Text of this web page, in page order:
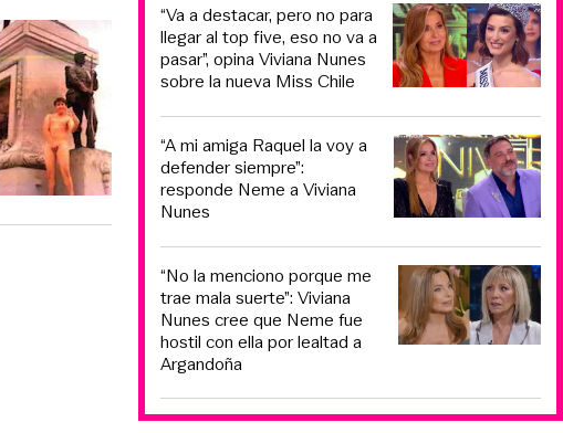
“Va a destacar, pero no para
llegar al top five, eso no va a
pasar”, opina Viviana Nunes
sobre la nueva Miss Chile
“A mi amiga Raquel la voy a
defender siempre”:
responde Neme a Viviana
Nunes
“No la menciono porque me
trae mala suerte”: Viviana
Nunes cree que Neme fue
hostil con ella por lealtad a
Argandoña